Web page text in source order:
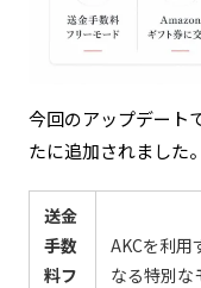
今回のアップデート
たに追加されました。
送金
手数
料フ
AKCを利用
なる特別な